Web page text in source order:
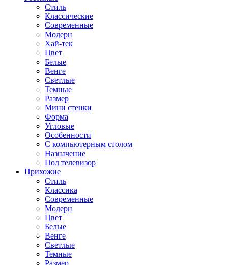
Стиль
Классические
Современные
Модерн
Хай-тек
Цвет
Белые
Венге
Светлые
Темные
Размер
Мини стенки
Форма
Угловые
Особенности
С компьютерным столом
Назначение
Под телевизор
Прихожие
Стиль
Классика
Современные
Модерн
Цвет
Белые
Венге
Светлые
Темные
Размер